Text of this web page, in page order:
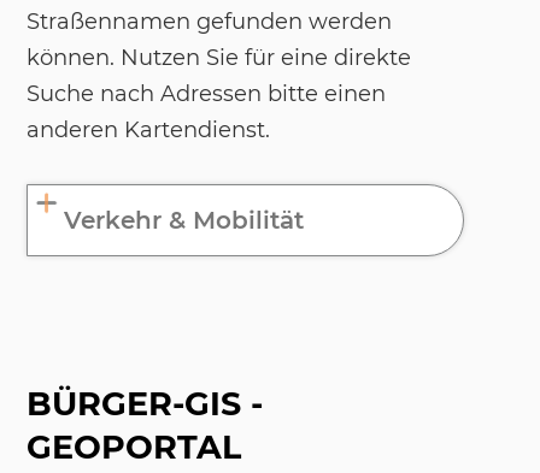
Straßennamen gefunden werden
können. Nutzen Sie für eine direkte
Suche nach Adressen bitte einen
anderen Kartendienst.
Verkehr & Mobilität
BÜRGER-GIS -
GEOPORTAL